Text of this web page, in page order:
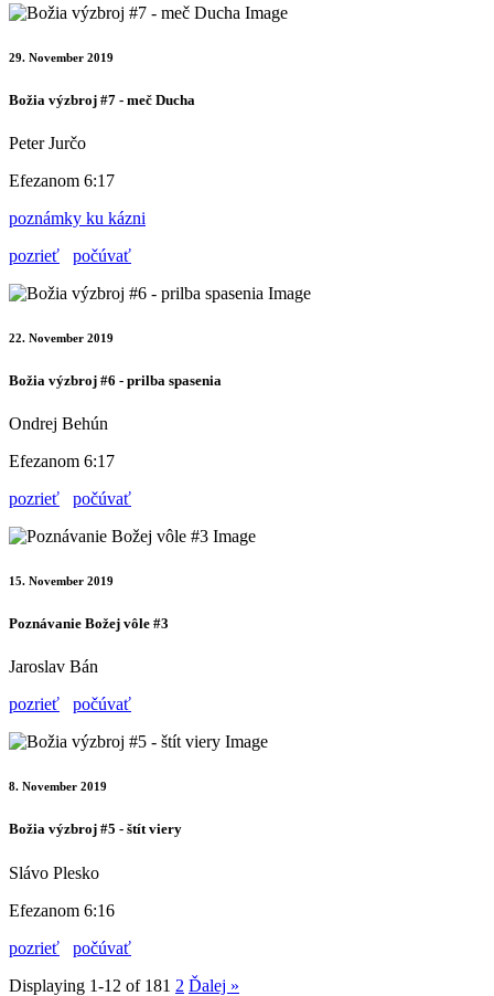
29. November 2019
Božia výzbroj #7 - meč Ducha
Peter Jurčo
Efezanom 6:17
poznámky ku kázni
pozrieť
počúvať
22. November 2019
Božia výzbroj #6 - prilba spasenia
Ondrej Behún
Efezanom 6:17
pozrieť
počúvať
15. November 2019
Poznávanie Božej vôle #3
Jaroslav Bán
pozrieť
počúvať
8. November 2019
Božia výzbroj #5 - štít viery
Slávo Plesko
Efezanom 6:16
pozrieť
počúvať
Displaying 1-12 of 181 2 Ďalej »